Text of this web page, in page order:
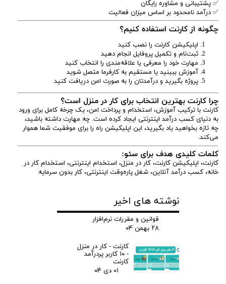
✅ پشتیبانی و مشاوره رایگان
✅ درآمد نامحدود بر اساس میزان فعالیت
چگونه از کارنت استفاده کنیم؟
اپلیکیشن کارنت را نصب کنید
ثبت‌نام و تکمیل پروفایل انجام دهید
مهارت خود را معرفی یا علاقه‌مندی را انتخاب کنید
آموزش ببینید یا مستقیم به کارفرما متصل شوید
پروژه بگیرید و درآمدتان را به صورت امن دریافت کنید
چرا کارنت بهترین انتخاب برای کار در منزل است؟
کارنت با ترکیب آموزش، استخدام و پرداخت امن، یک چرخه کامل برای ورود
به دنیای کسب درآمد اینترنتی ایجاد کرده است. چه مهارت داشته باشید،
چه تازه بخواهید یاد بگیرید، این اپلیکیشن راه را برای موفقیت شما هموار
می‌کند.
کلمات کلیدی هدف برای سئو:
کارنت، اپلیکیشن کارنت، کار در منزل، استخدام اینترنتی، استخدام کار در
خانه، کسب درآمد آنلاین، شغل پاره‌وقت اینترنتی، کار بدون سرمایه
نوشته های اخیر
قوانین و مقررات نرم‌افزار
۲۸ بهمن ۰۴
کارنت - کار در منزل
- ۱۰ کاربر پردرآمد
کارنت
۰۱ دی ۰۴